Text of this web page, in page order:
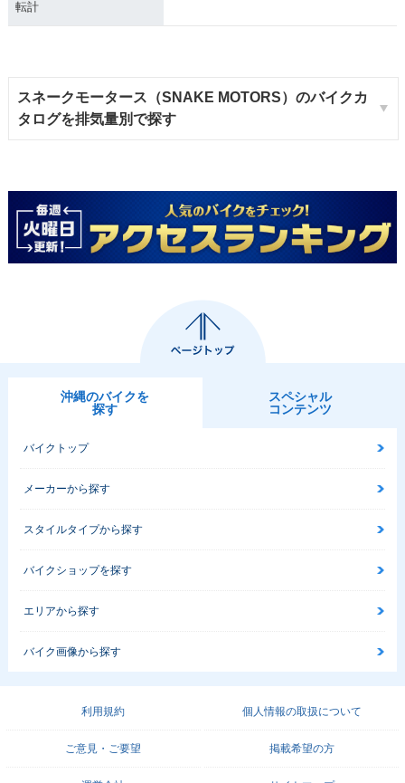
転計
スネークモータース（SNAKE MOTORS）のバイクカ
タログを排気量別で探す
沖縄のバイクを
探す
スペシャル
コンテンツ
バイクトップ
メーカーから探す
スタイルタイプから探す
バイクショップを探す
エリアから探す
バイク画像から探す
利用規約 個人情報の取扱について
ご意見・ご要望 掲載希望の方